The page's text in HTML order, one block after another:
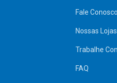
Fale Conosco
Nossas Lojas
Trabalhe
FAQ